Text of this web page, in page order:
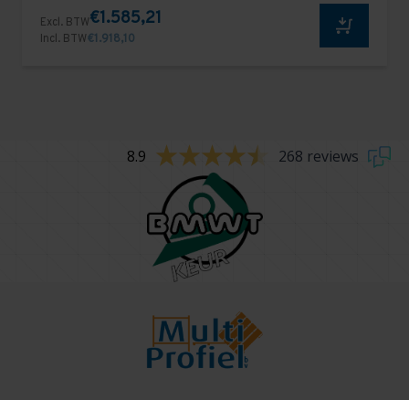
Excl. BTW€1.585,21
Incl. BTW€1.918,10
8.9 268 reviews